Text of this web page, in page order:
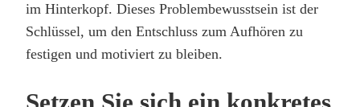
im Hinterkopf. Dieses Problembewusstsein ist der
Schlüssel, um den Entschluss zum Aufhören zu
festigen und motiviert zu bleiben.